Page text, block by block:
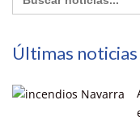
Últimas noticias